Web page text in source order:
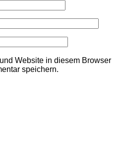
Website in diesem Browser
speichern.